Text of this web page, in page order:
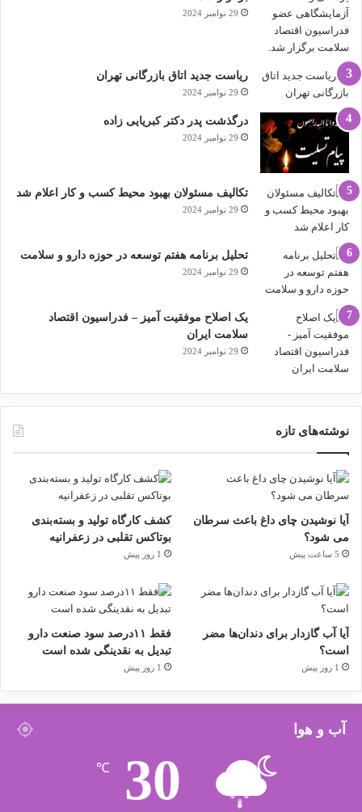
29 نوامبر 2024
ریاست جدید اتاق بازرگانی تهران
29 نوامبر 2024
درگذشت پدر دکتر کبریایی زاده
29 نوامبر 2024
تکالیف مسئولان بهبود محیط کسب و کار اعلام شد
29 نوامبر 2024
تحلیل برنامه هفتم توسعه در حوزه دارو و سلامت
29 نوامبر 2024
یک اصلاح موفقیت آمیز – فدراسیون اقتصاد
سلامت ایران
29 نوامبر 2024
نوشته‌های تازه
آیا نوشیدن چای داغ باعث سرطان
می شود؟
5 ساعت پیش
کشف کارگاه تولید و بسته‌بندی
بوتاکس تقلبی در زعفرانیه
1 روز پیش
آیا آب گازدار برای دندان‌ها مضر
است؟
1 روز پیش
فقط ۱۱‌درصد سود صنعت دارو
تبدیل به نقدینگی شده است
1 روز پیش
آب و هوا
30
℃